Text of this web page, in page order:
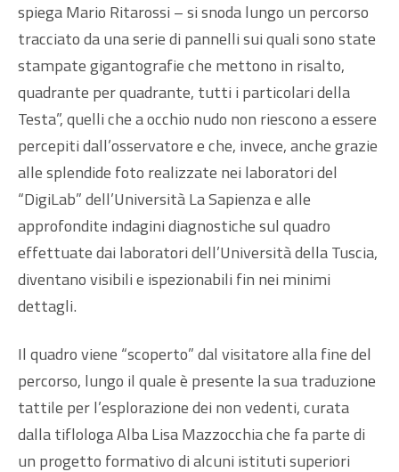
spiega Mario Ritarossi – si snoda lungo un percorso
tracciato da una serie di pannelli sui quali sono state
stampate gigantografie che mettono in risalto,
quadrante per quadrante, tutti i particolari della
Testa”, quelli che a occhio nudo non riescono a essere
percepiti dall’osservatore e che, invece, anche grazie
alle splendide foto realizzate nei laboratori del
“DigiLab” dell’Università La Sapienza e alle
approfondite indagini diagnostiche sul quadro
effettuate dai laboratori dell’Università della Tuscia,
diventano visibili e ispezionabili fin nei minimi
dettagli.
Il quadro viene “scoperto” dal visitatore alla fine del
percorso, lungo il quale è presente la sua traduzione
tattile per l’esplorazione dei non vedenti, curata
dalla tiflologa Alba Lisa Mazzocchia che fa parte di
un progetto formativo di alcuni istituti superiori